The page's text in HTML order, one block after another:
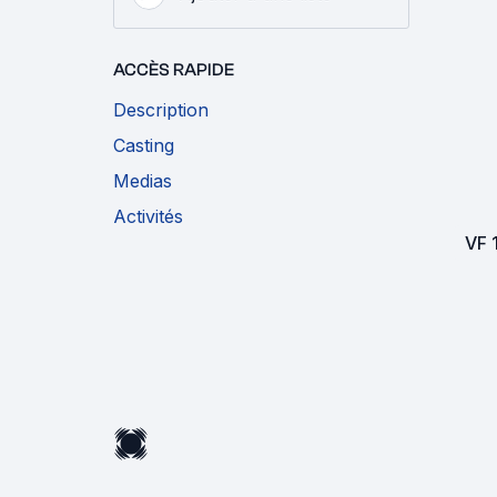
ACCÈS RAPIDE
Description
Casting
Medias
Activités
VF 1